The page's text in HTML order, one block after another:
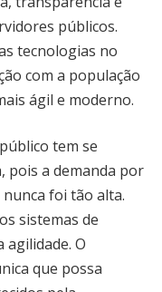
públicos.
tecnologias no
com a população
ágil e moderno.
tem se
pois a demanda por
foi tão alta.
sistemas de
O
que possa